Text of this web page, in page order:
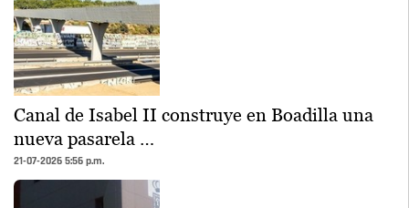
Canal de Isabel II construye en Boadilla una
nueva pasarela …
21-07-2026 5:56 p.m.